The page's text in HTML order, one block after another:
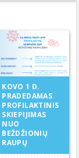
KOVO 1 D.
PRADEDAMAS
PROFILAKTINIS
SKIEPIJIMAS
NUO
BEŽDŽIONIŲ
RAUPŲ